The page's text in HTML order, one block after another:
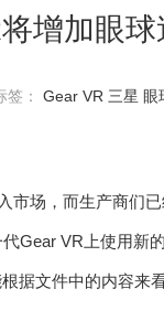
增加眼
： Gear VR 三星 眼
市场，而生产商们
Gear VR上使用新
根据文件中的内容来